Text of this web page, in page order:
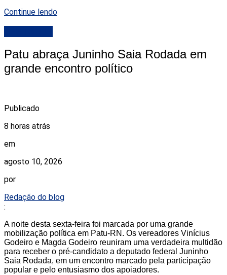
Continue lendo
Patu abraça Juninho Saia Rodada em
grande encontro político
Publicado
8 horas atrás
em
agosto 10, 2026
por
Redação do blog
:
A noite desta sexta-feira foi marcada por uma grande
mobilização política em Patu-RN. Os vereadores Vinícius
Godeiro e Magda Godeiro reuniram uma verdadeira multidão
para receber o pré-candidato a deputado federal Juninho
Saia Rodada, em um encontro marcado pela participação
popular e pelo entusiasmo dos apoiadores.